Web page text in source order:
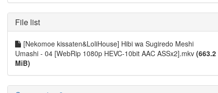
File list
[Nekomoe kissaten&LoliHouse] Hibi wa Sugiredo Meshi
Umashi - 04 [WebRip 1080p HEVC-10bit AAC ASSx2].mkv (663.2
MiB)